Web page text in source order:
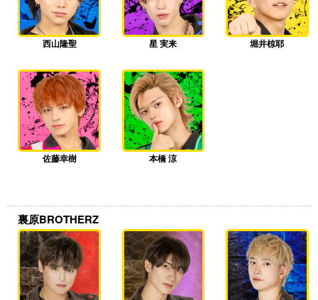
西山隆聖 星 実来 堀井椋耶
佐藤幸樹 本橋 涼
裏原BROTHERZ